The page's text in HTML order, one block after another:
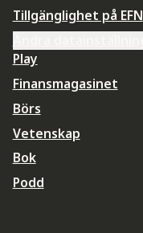
Tillgänglighet på EFN
Play
Finansmagasinet
Börs
Vetenskap
Bok
Podd